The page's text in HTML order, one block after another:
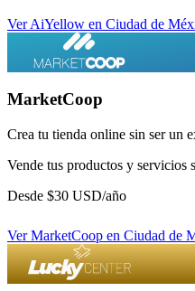
VerAiYellow en Ciudad de
MarketCoop
Crea tu tienda online sin ser un
Vende tus productos y servicios
Desde $30 USD/año
VerMarketCoop en Ciudad de